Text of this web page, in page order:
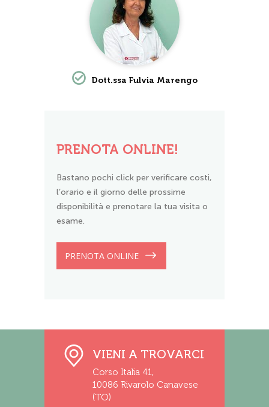
Dott.ssa Fulvia Marengo
PRENOTA ONLINE!
Bastano pochi click per verificare costi,
l’orario e il giorno delle prossime
disponibilità e prenotare la tua visita o
esame.
PRENOTA ONLINE
VIENI A TROVARCI
Corso Italia 41,
10086 Rivarolo Canavese
(TO)